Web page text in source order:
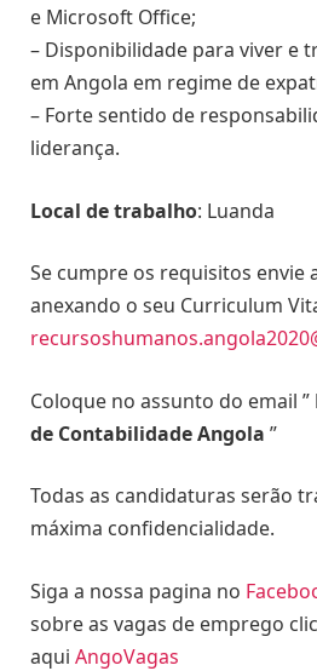
e Microsoft Office;
– Disponibilidade para viver e
em Angola em regime de
– Forte sentido de
liderança.
Local de trabalho: Luanda
Se cumpre os requisitos envie
anexando o seu Curriculum
Coloque no assunto do email ”
de Contabilidade Angola ”
Todas as candidaturas serão
máxima confidencialidade.
Siga a nossa pagina no
sobre as vagas de emprego
aqui AngoVagas